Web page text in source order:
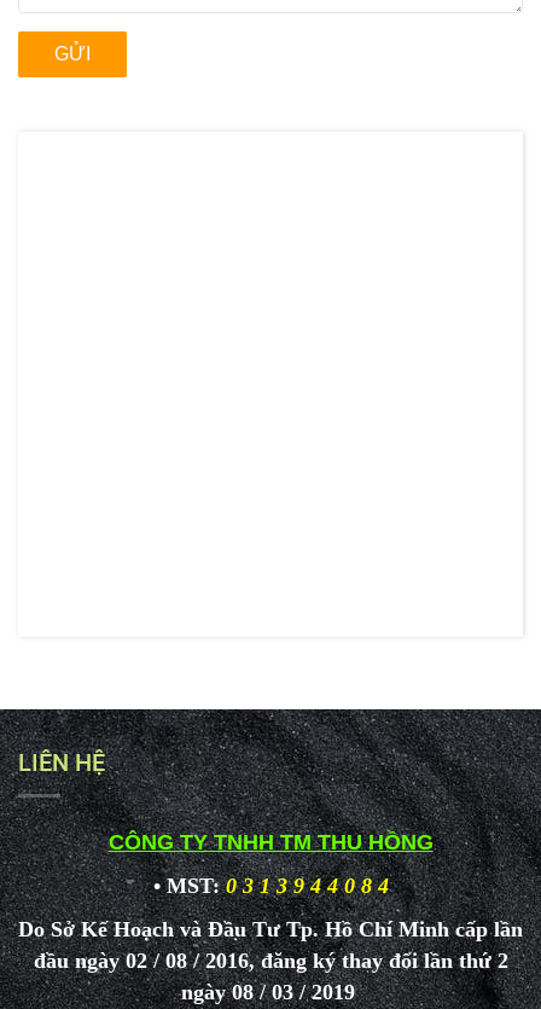
GỬI
LIÊN HỆ
CÔNG TY TNHH TM THU HỒNG
• MST: 0 3 1 3 9 4 4 0 8 4
Do Sở Kế Hoạch và Đầu Tư Tp. Hồ Chí Minh cấp lần
đầu ngày 02 / 08 / 2016, đăng ký thay đổi lần thứ 2
ngày 08 / 03 / 2019